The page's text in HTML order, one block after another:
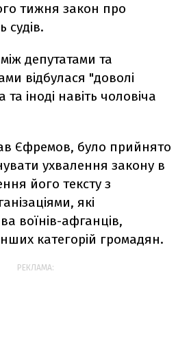
тижня закон про
судів.
депутатами та
відбулася "доволі
іноді навіть чоловіча
Єфремов, було прийнято
ухвалення закону в
його тексту з
які
воїнів-афганців,
категорій громадян.
РЕКЛАМА: